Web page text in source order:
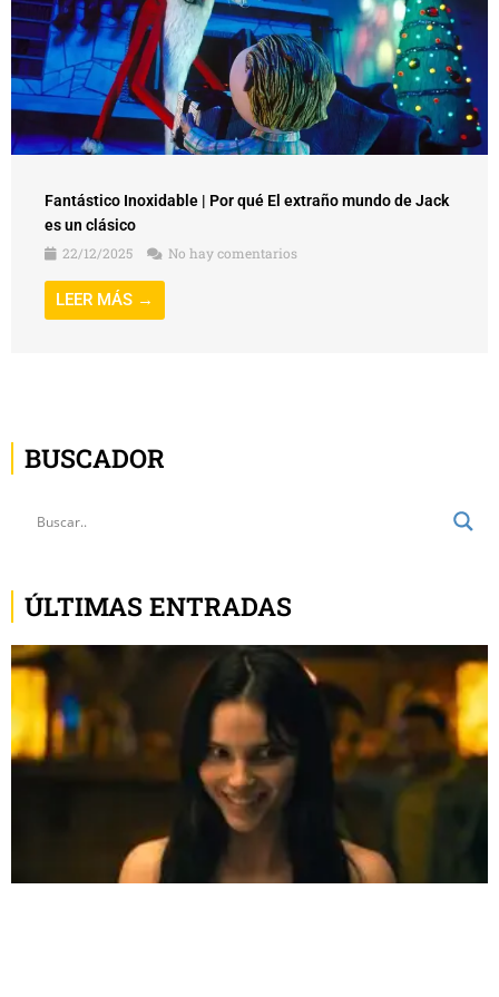
Fantástico Inoxidable | Por qué El extraño mundo de Jack
es un clásico
22/12/2025
No hay comentarios
LEER MÁS →
BUSCADOR
ÚLTIMAS ENTRADAS